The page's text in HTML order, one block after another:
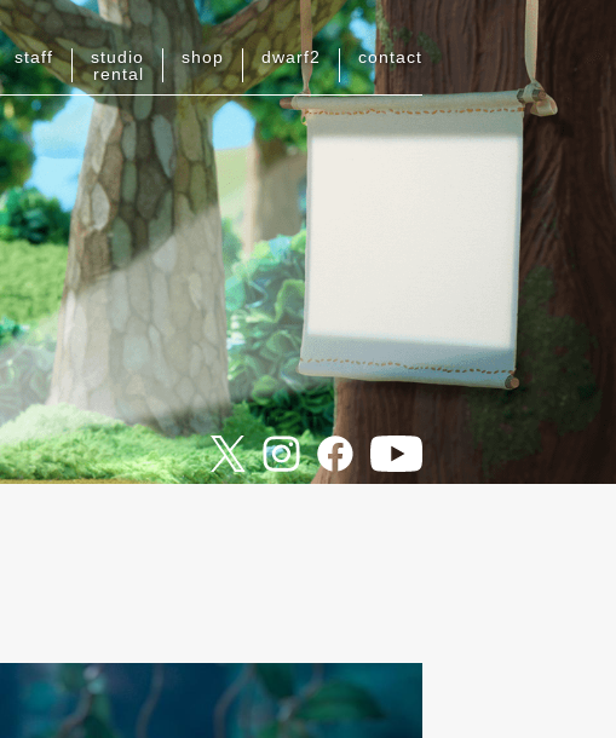
staff
studio
rental
shop dwarf2 contact